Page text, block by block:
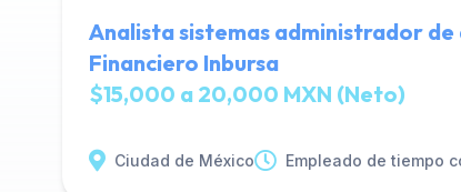
Analista sistemas administrador de
Financiero Inbursa
$15,000 a 20,000 MXN (Neto)
Ciudad de México Empleado de tiempo